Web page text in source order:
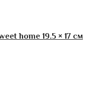
home 19.5 × 17 см